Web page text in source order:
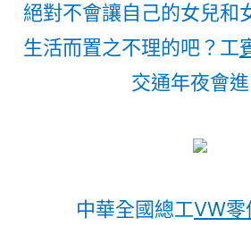
絕對不會讓自己的女兒和
生活而置之不理的吧？工
交通年夜會
中華全國總工VW零